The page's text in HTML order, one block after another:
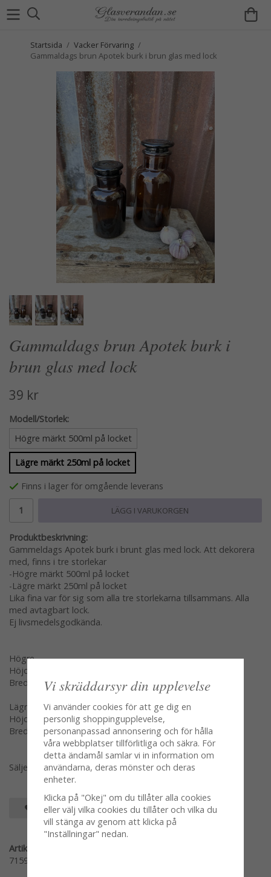
Startsida / Vacker Förvaring /
Gammaldags brun Apotek burk i brun glas med lock
Gammaldags brun Apotek burk i
brun glas med lock
39 kr
Modell/Storlek:
Högre märkt 500ml på locket
Lägre märkt 250ml på locket
Finns i lager för omgående leverans
LÄGG I VARUKORGEN
Produktbeskrivning:
Gammeldags Apotek burk i brunt glas med lock. Att dekorera
med, finns i tre storlekar
-Högre märkt 500ml på locket
-Lägre märkt 250ml på locket
Lika fina var för sig som alla tre storlekarna tillsammans. Alla
med avtagbart lock.
Ej livsmedelsgodkända.
Högre
Höjd: ca 18cm
Bredd: ca 8cm
Lägre
Höjd: ca 14cm
Bredd: ca 6,5cm
Säljes per styck en och en
SPARA SOM FAVORIT
Artikelnummer:
71598
Vi skräddarsyr din upplevelse
Vi använder cookies för att ge dig en
personlig shoppingupplevelse,
personanpassad annonsering och för hålla
våra webbplatser tillförlitliga och säkra. För
detta ändamål samlar vi in information om
användarna, deras mönster och deras
enheter.
Klicka på "Okej" om du tillåter alla cookies
eller välj vilka cookies du tillåter och vilka du
vill stänga av genom att klicka på
"Inställningar" nedan.